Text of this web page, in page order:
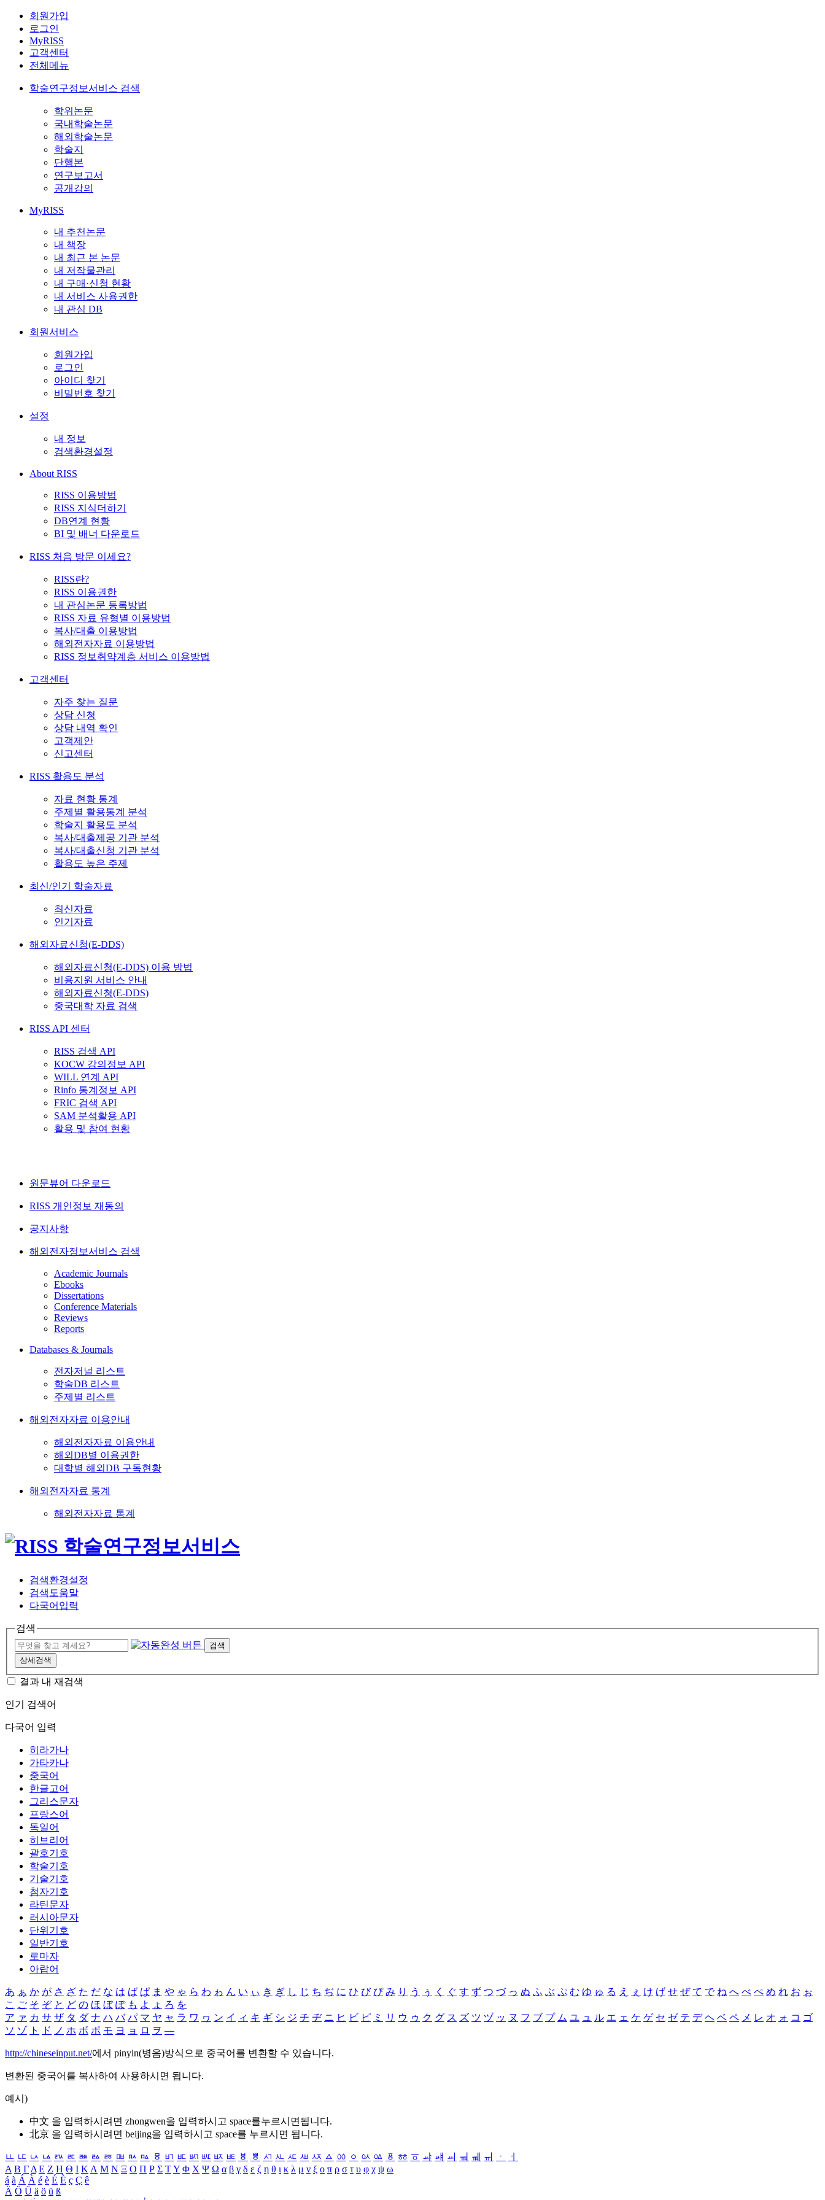
회원가입
로그인
MyRISS
고객센터
전체메뉴
학술연구정보서비스 검색
학위논문
국내학술논문
해외학술논문
학술지
단행본
연구보고서
공개강의
MyRISS
내 추천논문
내 책장
내 최근 본 논문
내 저작물관리
내 구매·신청 현황
내 서비스 사용권한
내 관심 DB
회원서비스
회원가입
로그인
아이디 찾기
비밀번호 찾기
설정
내 정보
검색환경설정
About RISS
RISS 이용방법
RISS 지식더하기
DB연계 현황
BI 및 배너 다운로드
RISS 처음 방문 이세요?
RISS란?
RISS 이용권한
내 관심논문 등록방법
RISS 자료 유형별 이용방법
복사/대출 이용방법
해외전자자료 이용방법
RISS 정보취약계층 서비스 이용방법
고객센터
자주 찾는 질문
상담 신청
상담 내역 확인
고객제안
신고센터
RISS 활용도 분석
자료 현황 통계
주제별 활용통계 분석
학술지 활용도 분석
복사/대출제공 기관 분석
복사/대출신청 기관 분석
활용도 높은 주제
최신/인기 학술자료
최신자료
인기자료
해외자료신청(E-DDS)
해외자료신청(E-DDS) 이용 방법
비용지원 서비스 안내
해외자료신청(E-DDS)
중국대학 자료 검색
RISS API 센터
RISS 검색 API
KOCW 강의정보 API
WILL 연계 API
Rinfo 통계정보 API
FRIC 검색 API
SAM 분석활용 API
활용 및 참여 현황
원문뷰어 다운로드
RISS 개인정보 재동의
공지사항
해외전자정보서비스 검색
Academic Journals
Ebooks
Dissertations
Conference Materials
Reviews
Reports
Databases & Journals
전자저널 리스트
학술DB 리스트
주제별 리스트
해외전자자료 이용안내
해외전자자료 이용안내
해외DB별 이용권한
대학별 해외DB 구독현황
해외전자자료 통계
해외전자자료 통계
검색환경설정
검색도움말
다국어입력
검색
검색
상세검색
결과 내 재검색
인기 검색어
다국어 입력
히라가나
가타카나
중국어
한글고어
그리스문자
프랑스어
독일어
히브리어
괄호기호
학술기호
기술기호
첨자기호
라틴문자
러시아문자
단위기호
일반기호
로마자
아랍어
あ ぁ か が さ ざ た だ な は ば ぱ ま や ゃ ら わ ゎ ん い ぃ き ぎ し じ ち ぢ に ひ び ぴ み り う ぅ く ぐ す ず つ づ っ ぬ ふ ぶ ぷ む ゆ ゅ る え ぇ け げ せ ぜ て で ね へ べ ぺ め れ お ぉ
こ ご そ ぞ と ど の ほ ぼ ぽ も よ ょ ろ を
ア ァ カ サ ザ タ ダ ナ ハ バ パ マ ヤ ャ ラ ワ ヮ ン イ ィ キ ギ シ ジ チ ヂ ニ ヒ ビ ピ ミ リ ウ ゥ ク グ ス ズ ツ ヅ ッ ヌ フ ブ プ ム ユ ュ ル エ ェ ケ ゲ セ ゼ テ デ ヘ ベ ペ メ レ オ ォ コ ゴ
ソ ゾ ト ド ノ ホ ボ ポ モ ヨ ョ ロ ヲ ―
http://chineseinput.net/에서 pinyin(병음)방식으로 중국어를 변환할 수 있습니다.
변환된 중국어를 복사하여 사용하시면 됩니다.
예시)
中文 을 입력하시려면 zhongwen을 입력하시고 space를누르시면됩니다.
北京 을 입력하시려면 beijing을 입력하시고 space를 누르시면 됩니다.
ㅥ ㅦ ㅧ ㅨ ㅩ ㅪ ㅫ ㅬ ㅭ ㅮ ㅯ ㅰ ㅱ ㅲ ㅳ ㅴ ㅵ ㅶ ㅷ ㅸ ㅹ ㅺ ㅻ ㅼ ㅽ ㅾ ㅿ ㆀ ㆁ ㆂ ㆃ ㆄ ㆅ ㆆ ㆇ ㆈ ㆉ ㆊ ㆋ ㆌ ㆍ
ㆎ
Α Β ΓΔ Ε Ζ Η Θ Ι ΚΛ Μ Ν Ξ Ο Π Ρ Σ ΤΥ Φ Χ Ψ Ω α β γ δ ε ζ η θ ι κ λ μ ν ξ ο π ρ σ τ υ φ χ ψ ω
á à Á À é è É È ç Ç ê
Ä Ö Ü ä ö ü ß